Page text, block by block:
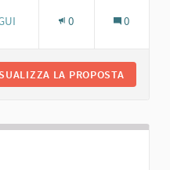
0 0
LA PROPOSTA